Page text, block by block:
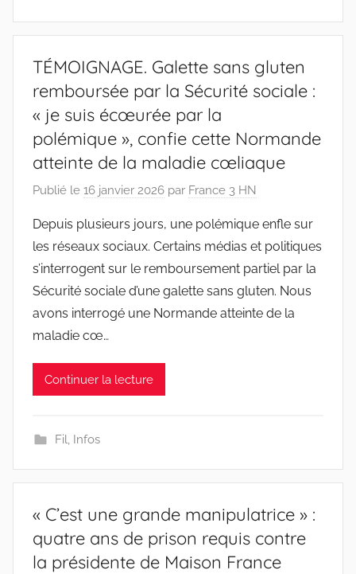
TÉMOIGNAGE. Galette sans gluten
remboursée par la Sécurité sociale :
« je suis écœurée par la
polémique », confie cette Normande
atteinte de la maladie cœliaque
Publié le 16 janvier 2026 par France 3 HN
Depuis plusieurs jours, une polémique enfle sur
les réseaux sociaux. Certains médias et politiques
s’interrogent sur le remboursement partiel par la
Sécurité sociale d’une galette sans gluten. Nous
avons interrogé une Normande atteinte de la
maladie cœ…
Continuer la lecture
Fil, Infos
« C’est une grande manipulatrice » :
quatre ans de prison requis contre
la présidente de Maison France